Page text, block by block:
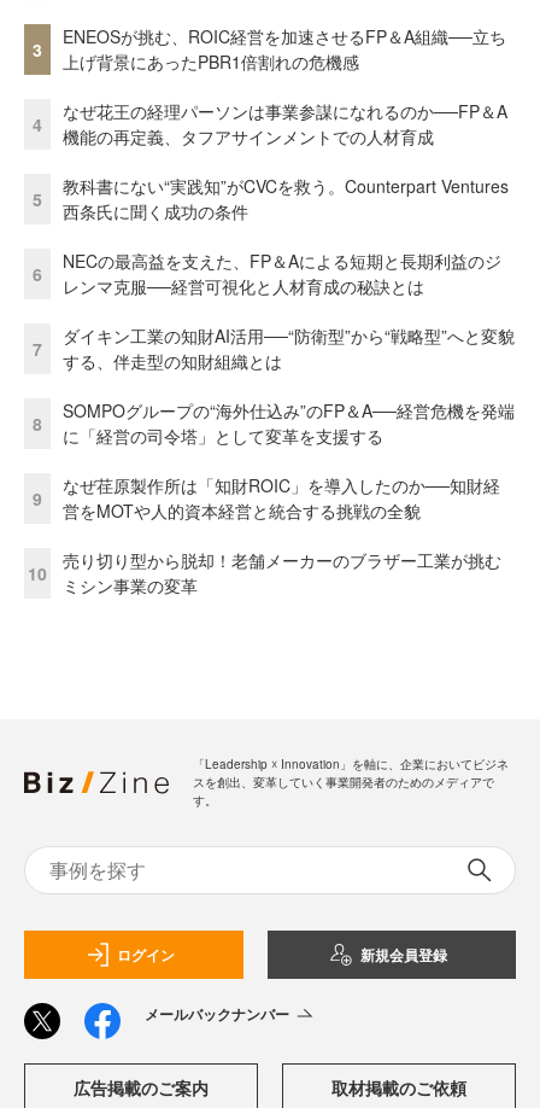
3
ENEOSが挑む、ROIC経営を加速させるFP＆A組織──立ち
上げ背景にあったPBR1倍割れの危機感
4
なぜ花王の経理パーソンは事業参謀になれるのか──FP＆A
機能の再定義、タフアサインメントでの人材育成
5
教科書にない“実践知”がCVCを救う。Counterpart Ventures
西条氏に聞く成功の条件
6
NECの最高益を支えた、FP＆Aによる短期と長期利益のジ
レンマ克服──経営可視化と人材育成の秘訣とは
7
ダイキン工業の知財AI活用──“防衛型”から“戦略型”へと変貌
する、伴走型の知財組織とは
8
SOMPOグループの“海外仕込み”のFP＆A──経営危機を発端
に「経営の司令塔」として変革を支援する
9
なぜ荏原製作所は「知財ROIC」を導入したのか──知財経
営をMOTや人的資本経営と統合する挑戦の全貌
10
売り切り型から脱却！老舗メーカーのブラザー工業が挑む
ミシン事業の変革
「Leadership ☓ Innovation」を軸に、企業においてビジネ
スを創出、変革していく事業開発者のためのメディアで
す。
ログイン 新規会員登録
メールバックナンバー
広告掲載のご案内 取材掲載のご依頼